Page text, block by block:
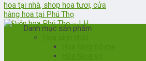
Danh mục sản phẩm